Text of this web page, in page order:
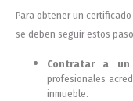
Para obtener un
se deben seguir estos
Contratar a un
profesionales
inmueble.